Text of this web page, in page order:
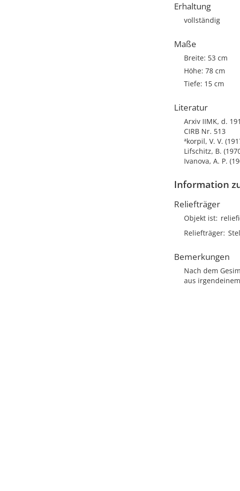
Erhaltung
vollständig
Maße
Breite: 53 cm
Höhe: 78 cm
Tiefe: 15 cm
Literatur
Arxiv IIMK, d.
CIRB Nr. 513
ªkorpil, V. V.
Lifschitz, B.
Ivanova, A. P.
Information
Reliefträger
Objekt ist
Reliefträger
Bemerkungen
Nach dem
aus